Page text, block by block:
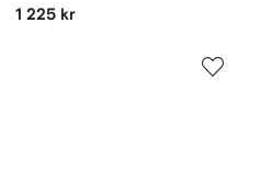
1 225 kr